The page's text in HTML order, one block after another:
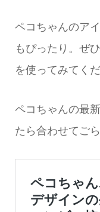
ペコちゃんのア
もぴったり。ぜ
を使ってみてくだ
ペコちゃんの最
たら合わせてご